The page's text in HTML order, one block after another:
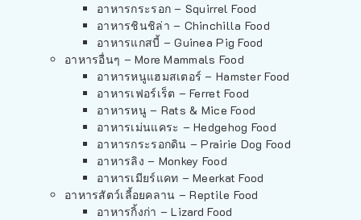
อาหารกระรอก – Squirrel Food
อาหารชินชิล่า – Chinchilla Food
อาหารแกสบี้ – Guinea Pig Food
อาหารอื่นๆ – More Mammals Food
อาหารหนูแฮมสเตอร์ – Hamster Food
อาหารเฟอร์เร็ต – Ferret Food
อาหารหนู – Rats & Mice Food
อาหารเม่นแคระ – Hedgehog Food
อาหารกระรอกดิน – Prairie Dog Food
อาหารลิง – Monkey Food
อาหารเมียร์แคท – Meerkat Food
อาหารสัตว์เลี้อยคลาน – Reptile Food
อาหารกิ้งก่า – Lizard Food